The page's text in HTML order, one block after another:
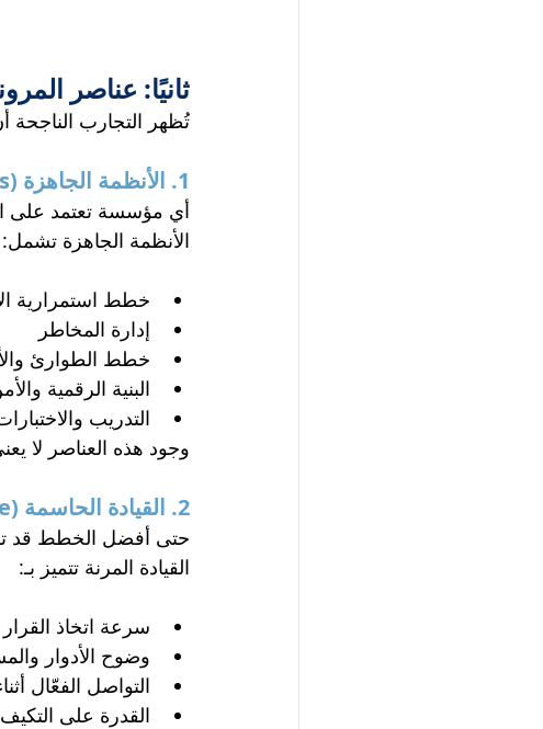
ثانيًا: عناصر
تُظهر التجارب
1. الأنظمة الجاهزة (Prepared Systems)
أي مؤسسة تعتمد على
الأنظمة الجاهزة تشمل:
خطط استمرارية
إدارة المخاطر
خطط الطوارئ
البنية الرقمية
التدريب
وجود هذه العناصر لا
2. القيادة الحاسمة (Decisive Governance)
حتى أفضل الخطط قد
القيادة المرنة تتميز بـ:
سرعة اتخاذ القرار
وضوح الأدوار
التواصل الفعّال
القدرة على